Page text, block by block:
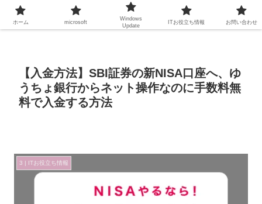
【入金方法】SBI証券の新NISA口座へ、ゆ
うちょ銀行からネット操作なのに手数料無
料で入金する方法
3 | ITお役立ち情報
ホーム microsoft
Windows
Update
ITお役立ち情報 お問い合わせ